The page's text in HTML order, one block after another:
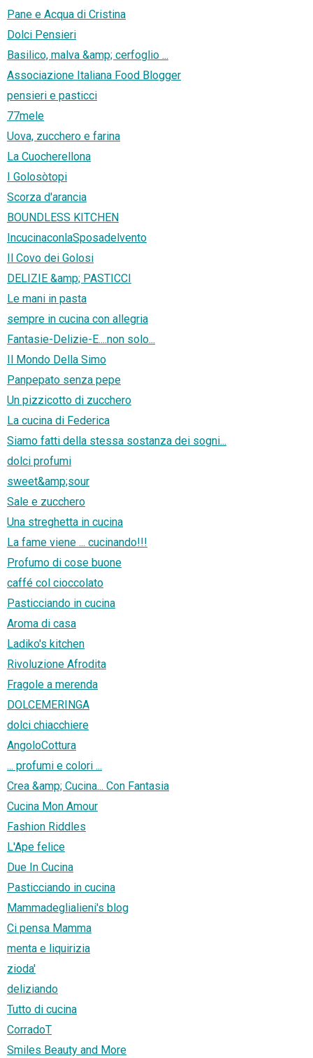
Pane e Acqua di Cristina
Dolci Pensieri
Basilico, malva &amp; cerfoglio ...
Associazione Italiana Food Blogger
pensieri e pasticci
77mele
Uova, zucchero e farina
La Cuocherellona
I Golosòtopi
Scorza d'arancia
BOUNDLESS KITCHEN
IncucinaconlaSposadelvento
Il Covo dei Golosi
DELIZIE &amp; PASTICCI
Le mani in pasta
sempre in cucina con allegria
Fantasie-Delizie-E....non solo...
Il Mondo Della Simo
Panpepato senza pepe
Un pizzicotto di zucchero
La cucina di Federica
Siamo fatti della stessa sostanza dei sogni...
dolci profumi
sweet&amp;sour
Sale e zucchero
Una streghetta in cucina
La fame viene ... cucinando!!!
Profumo di cose buone
caffé col cioccolato
Pasticciando in cucina
Aroma di casa
Ladiko's kitchen
Rivoluzione Afrodita
Fragole a merenda
DOLCEMERINGA
dolci chiacchiere
AngoloCottura
... profumi e colori ...
Crea &amp; Cucina... Con Fantasia
Cucina Mon Amour
Fashion Riddles
L'Ape felice
Due In Cucina
Pasticciando in cucina
Mammadeglialieni's blog
Ci pensa Mamma
menta e liquirizia
zioda'
deliziando
Tutto di cucina
CorradoT
Smiles Beauty and More